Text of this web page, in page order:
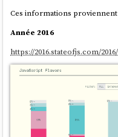
Ces informations
Année 2016
https://2016.stateofjs.com/